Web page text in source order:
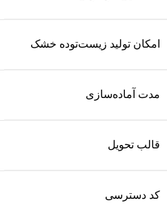
امکان تولید زیست‌توده خشک
مدت آماده‌سازی
قالب تحویل
کد دسترسی